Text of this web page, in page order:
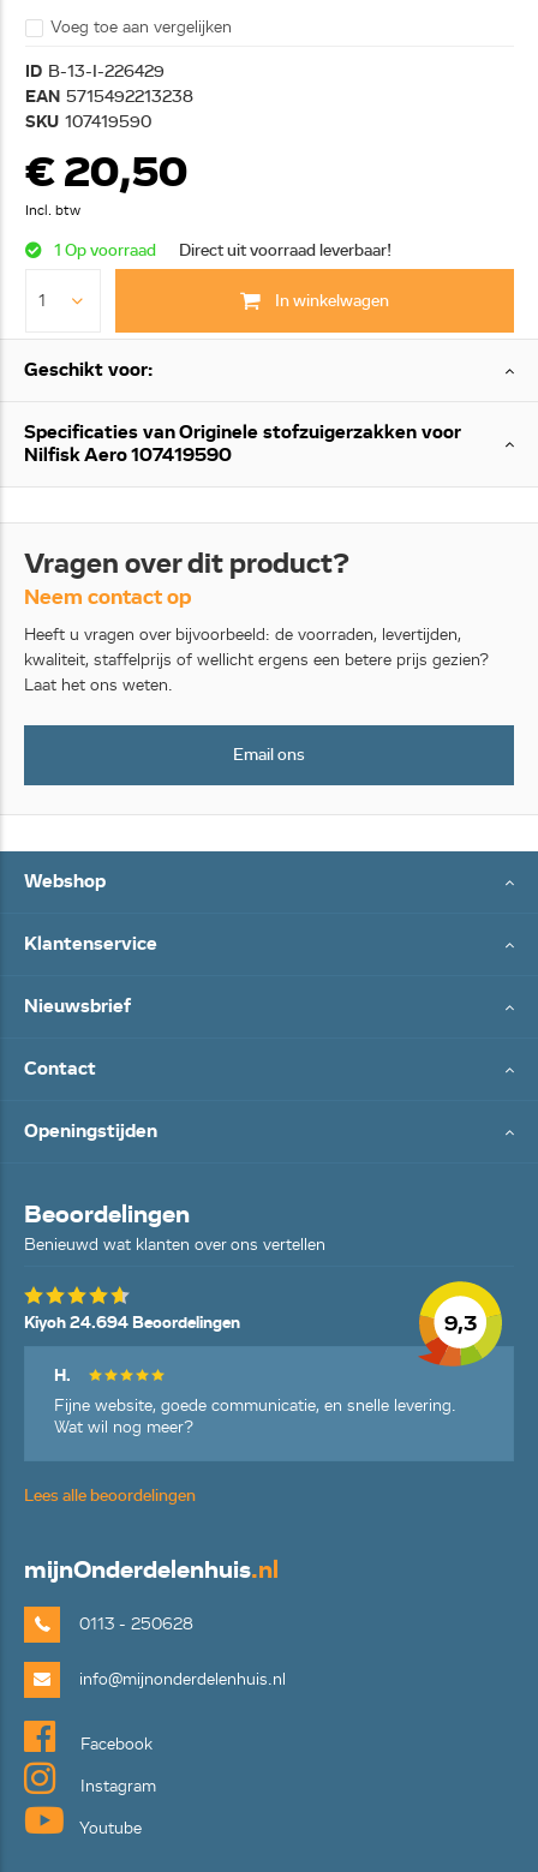
Voeg toe aan vergelijken
ID B-13-I-226429
EAN 5715492213238
SKU 107419590
€ 20,50
Incl. btw
1 Op voorraad Direct uit voorraad leverbaar!
In winkelwagen
Geschikt voor:
Specificaties van Originele stofzuigerzakken voor
Nilfisk Aero 107419590
Vragen over dit product?
Neem contact op
Heeft u vragen over bijvoorbeeld: de voorraden, levertijden,
kwaliteit, staffelprijs of wellicht ergens een betere prijs gezien?
Laat het ons weten.
Email ons
Webshop
Klantenservice
Nieuwsbrief
Contact
Openingstijden
Beoordelingen
Benieuwd wat klanten over ons vertellen
9,3
Kiyoh 24.694 Beoordelingen
H.
Fijne website, goede communicatie, en snelle levering.
Wat wil nog meer?
Lees alle beoordelingen
mijnOnderdelenhuis.nl
0113 - 250628
info@mijnonderdelenhuis.nl
Facebook
Instagram
Youtube